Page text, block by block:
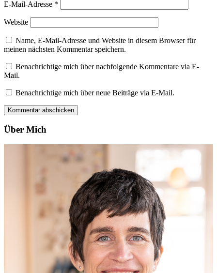
E-Mail-Adresse *
Website
Name, E-Mail-Adresse und Website in diesem Browser für
meinen nächsten Kommentar speichern.
Benachrichtige mich über nachfolgende Kommentare via E-
Mail.
Benachrichtige mich über neue Beiträge via E-Mail.
Über Mich